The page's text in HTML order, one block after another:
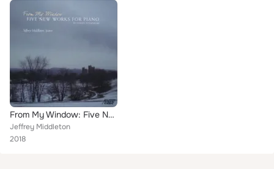
From My Window: Five New Works for Piano by Joseph Fennimore
Jeffrey Middleton
2018